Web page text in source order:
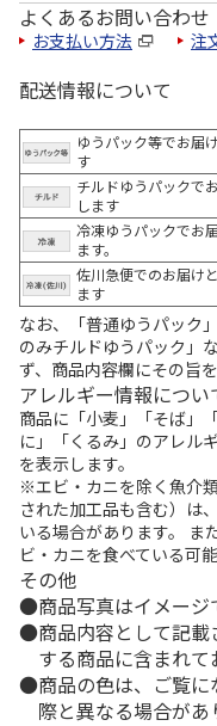
よくあるお問い合わせ
お支払い方法 注
配送情報について
ゆうパック等でお届
す
チルドゆうパックで
します
冷凍ゆうパックでお
ます。
佐川急便でのお届け
ます
なお、「普通ゆうパック
のみチルドゆうパック」
ず、商品内容欄にその旨
アレルギー情報につい
商品に「小麦」「そば」
に」「くるみ」のアレル
を表示します。
※エビ・カニを除く魚介
された加工品も含む）は
いる場合があります。 ま
ビ・カニを食べている可
その他
商品写真はイメージ
商品内容として記
する商品に含まれて
商品の色は、ご覧
際と異なる場合があ